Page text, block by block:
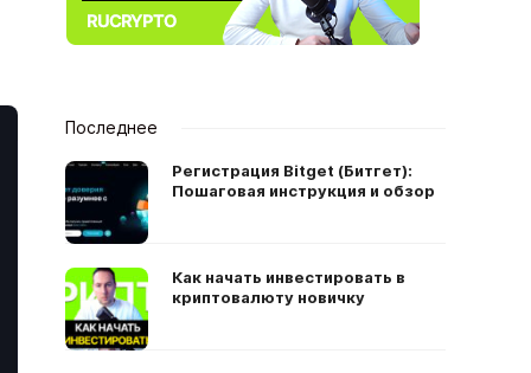
Последнее
Регистрация Bitget (Битгет):
Пошаговая инструкция и обзор
Как начать инвестировать в
криптовалюту новичку